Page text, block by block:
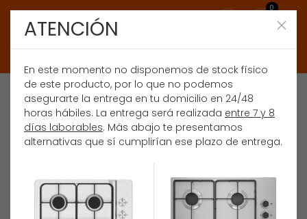
0
ATENCIÓN
En este momento no disponemos de stock físico
de este producto, por lo que no podemos
asegurarte la entrega en tu domicilio en 24/48
horas hábiles. La entrega será realizada entre 7 y 8
días laborables. Más abajo te presentamos
alternativas que sí cumplirían ese plazo de entrega.